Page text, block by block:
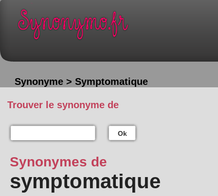
Synonyme > Symptomatique
Trouver le synonyme de
Ok
Synonymes de
symptomatique